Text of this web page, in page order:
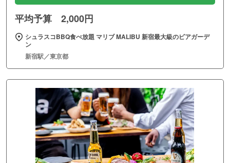
平均予算 2,000円
シュラスコBBQ食べ放題 マリブ MALIBU 新宿最大級のビアガーデ
ン
新宿駅／東京都